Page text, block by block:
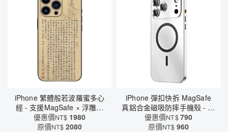
iPhone 繁體般若波羅蜜多心
經 - 支援MagSafe × 浮雕摸
得到質感 × 支援鏡頭貼與螢
幕貼（9113）
優惠價NT$ 1980
原價NT$ 2080
iPhone 彈扣快拆 MagSafe
真鋁合金磁吸防摔手機殼 - 內
建鏡頭保護膜 × 不沾指紋 ×
輕薄耐磨（6563）
優惠價NT$790
原價NT$ 960